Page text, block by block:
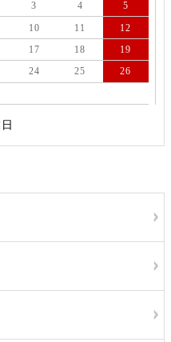
3 4
5
10 11
12
17 18
19
24 25
26